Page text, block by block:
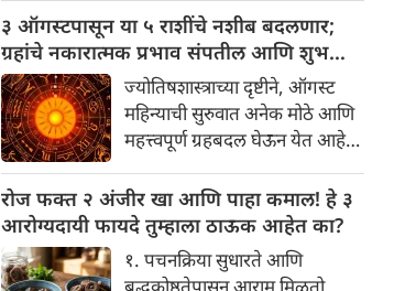
वाजवताना दिसतील. ही एक सामान्य
प्रथा आहे, पण तुम्ही कधी विचार
केला आहे का की यामागे काय रहस्य
आहे आणि प्रत्येक टाळीचा अर्थ काय
आहे? हा केवळ एक विधी नाही, तर
यामागे खोलवर रुजलेल्या पौराणिक
श्रद्धा, आध्यात्मिक अर्थ आणि काही
वैज्ञानिक तर्कदेखील आहेत. चला, या
अनोख्या परंपरेमागील अर्थ
सविस्तरपणे समजून घेऊया.
३ ऑगस्टपासून या ५ राशींचे नशीब बदलणार;
ग्रहांचे नकारात्मक प्रभाव संपतील आणि शुभ
दिवसांची सुरुवात होईलज्योतिषशास्त्राच्या दृष्टीने, ऑगस्ट
महिन्याची सुरुवात अनेक मोठे आणि
महत्त्वपूर्ण ग्रहबदल घेऊन येत आहे.
हालचाल अनेक राशींच्या जीवनात
सकारात्मक बदल घडवून आणणार
आहे. विशेषतः ३ ऑगस्ट रोजी एक
अत्यंत दुर्मिळ आणि फलदायी
रोज फक्त २ अंजीर खा आणि पाहा कमाल! हे ३
आरोग्यदायी फायदे तुम्हाला ठाऊक आहेत का?
१. पचनक्रिया सुधारते आणि